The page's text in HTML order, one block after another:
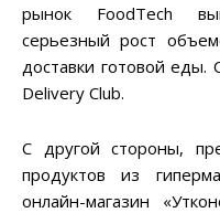
рынок FoodTech
серьезный рост
доставки готовой еды.
Delivery Club.
С другой стороны,
продуктов из
онлайн-магазин